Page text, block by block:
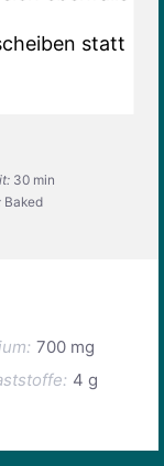
statt
30 min
Baked
700 mg
4 g